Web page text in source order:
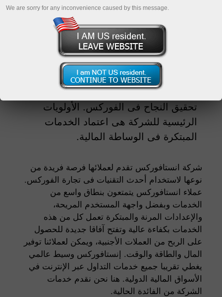
مرارا وتكرارا تم الإعتراف بانستافوركس
أفضل وسيط دولى نتيجة لالتزامها بأحدث
معايير الجودة والتطور. تقوم إنستافوركس
بتزويد العملاء باعلى فرص تقنية وجعل
الشروط التجارية أكثر ملائمة ليتمكنوا من
تحقيق النجاح فى الفوركس. الأولويات
الرئيسية للشركة هى اعتماد الخدمات
المبتكرة فى الوساطة المالية.
شركة انستافوركس تقدم لعملائها فرصة فريدة من
نوعها لاستخدام أحدث التقنيات فى تجارة الفوركس.
عملاء انستافوركس يتمتعون بنطاق واسع من
الخدمات وبفضل واجهة المستخدم المريحة،
والإعدادات المرنة والمبتكرة تعمل كل من هذه
الخدمات بكفاءة عالية وتفتح آفاقا جديدة للحصول
على الربح من العملات الأجنبية، ويمكن لعملائنا توفير
المال والطاقة والوقت. إنستافوركس وسيط عالمي
يغطي تقريبا جميع خدمات التداول عبر الإنترنت في
الأسواق المالية الدولية. هنا نحن نقدم خدمات
الشركة من الفائدة الحالية.
We are sorry for any inconvenience caused by this message.